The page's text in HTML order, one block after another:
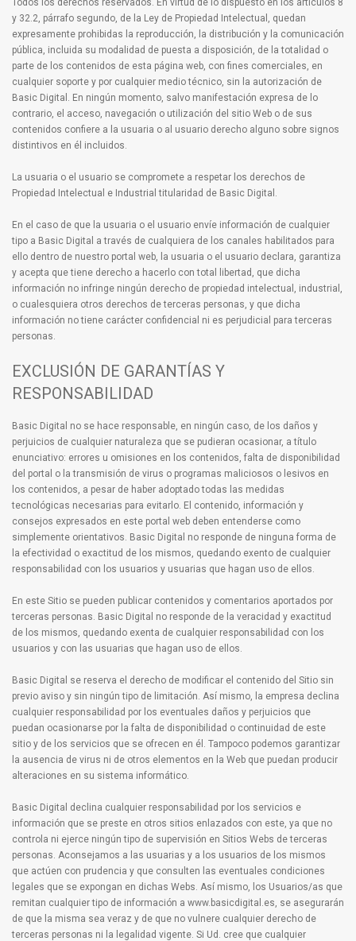
Todos los derechos reservados. En virtud de lo dispuesto en los artículos 8
y 32.2, párrafo segundo, de la Ley de Propiedad Intelectual, quedan
expresamente prohibidas la reproducción, la distribución y la comunicación
pública, incluida su modalidad de puesta a disposición, de la totalidad o
parte de los contenidos de esta página web, con fines comerciales, en
cualquier soporte y por cualquier medio técnico, sin la autorización de
Basic Digital. En ningún momento, salvo manifestación expresa de lo
contrario, el acceso, navegación o utilización del sitio Web o de sus
contenidos confiere a la usuaria o al usuario derecho alguno sobre signos
distintivos en él incluidos.
La usuaria o el usuario se compromete a respetar los derechos de
Propiedad Intelectual e Industrial titularidad de Basic Digital.
En el caso de que la usuaria o el usuario envíe información de cualquier
tipo a Basic Digital a través de cualquiera de los canales habilitados para
ello dentro de nuestro portal web, la usuaria o el usuario declara, garantiza
y acepta que tiene derecho a hacerlo con total libertad, que dicha
información no infringe ningún derecho de propiedad intelectual, industrial,
o cualesquiera otros derechos de terceras personas, y que dicha
información no tiene carácter confidencial ni es perjudicial para terceras
personas.
EXCLUSIÓN DE GARANTÍAS Y
RESPONSABILIDAD
Basic Digital no se hace responsable, en ningún caso, de los daños y
perjuicios de cualquier naturaleza que se pudieran ocasionar, a título
enunciativo: errores u omisiones en los contenidos, falta de disponibilidad
del portal o la transmisión de virus o programas maliciosos o lesivos en
los contenidos, a pesar de haber adoptado todas las medidas
tecnológicas necesarias para evitarlo. El contenido, información y
consejos expresados en este portal web deben entenderse como
simplemente orientativos. Basic Digital no responde de ninguna forma de
la efectividad o exactitud de los mismos, quedando exento de cualquier
responsabilidad con los usuarios y usuarias que hagan uso de ellos.
En este Sitio se pueden publicar contenidos y comentarios aportados por
terceras personas. Basic Digital no responde de la veracidad y exactitud
de los mismos, quedando exenta de cualquier responsabilidad con los
usuarios y con las usuarias que hagan uso de ellos.
Basic Digital se reserva el derecho de modificar el contenido del Sitio sin
previo aviso y sin ningún tipo de limitación. Así mismo, la empresa declina
cualquier responsabilidad por los eventuales daños y perjuicios que
puedan ocasionarse por la falta de disponibilidad o continuidad de este
sitio y de los servicios que se ofrecen en él. Tampoco podemos garantizar
la ausencia de virus ni de otros elementos en la Web que puedan producir
alteraciones en su sistema informático.
Basic Digital declina cualquier responsabilidad por los servicios e
información que se preste en otros sitios enlazados con este, ya que no
controla ni ejerce ningún tipo de supervisión en Sitios Webs de terceras
personas. Aconsejamos a las usuarias y a los usuarios de los mismos
que actúen con prudencia y que consulten las eventuales condiciones
legales que se expongan en dichas Webs. Así mismo, los Usuarios/as que
remitan cualquier tipo de información a www.basicdigital.es, se asegurarán
de que la misma sea veraz y de que no vulnere cualquier derecho de
terceras personas ni la legalidad vigente. Si Ud. cree que cualquier